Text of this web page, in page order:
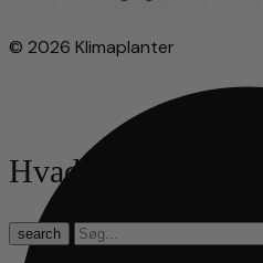
© 2026 Klimaplanter
Hvad leder du efter?
search